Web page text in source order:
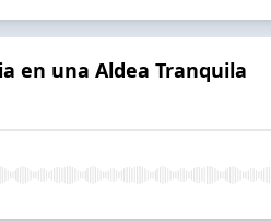
en una Aldea Tranquila